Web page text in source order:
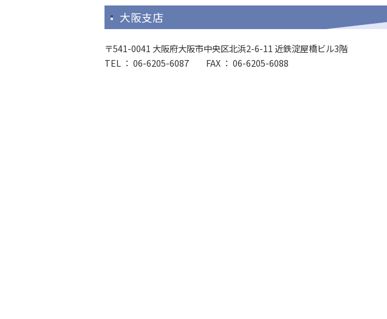
大阪支店
〒541-0041 大阪府大阪市中央区北浜2-6-11 近鉄淀屋橋ビル3階
TEL ： 06-6205-6087 FAX ： 06-6205-6088